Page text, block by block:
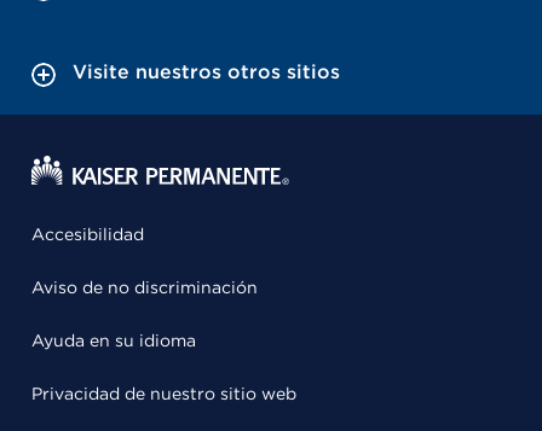
Visite nuestros otros sitios
Accesibilidad
Aviso de no discriminación
Ayuda en su idioma
Privacidad de nuestro sitio web